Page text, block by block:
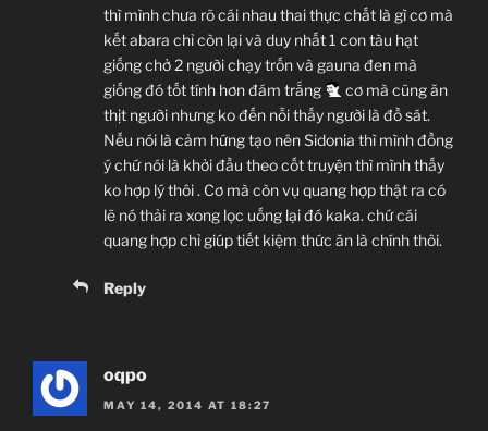
thì mình chưa rõ cái nhau thai thực chất là gì cơ mà
kết abara chỉ còn lại và duy nhất 1 con tàu hạt
giống chở 2 người chạy trốn và gauna đen mà
giống đó tốt tính hơn đám trắng
cơ mà cũng ăn
thịt người nhưng ko đến nỗi thấy người là đồ sát.
Nếu nói là cảm hứng tạo nên Sidonia thì mình đồng
ý chứ nói là khởi đầu theo cốt truyện thì mình thấy
ko hợp lý thôi . Cơ mà còn vụ quang hợp thật ra có
lẽ nó thải ra xong lọc uống lại đó kaka. chứ cái
quang hợp chỉ giúp tiết kiệm thức ăn là chính thôi.
Reply
oqpo
MAY 14, 2014 AT 18:27